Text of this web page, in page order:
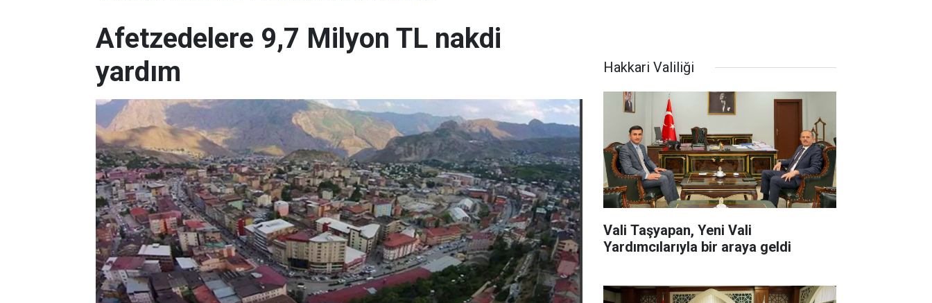
Afetzedelere 9,7 Milyon TL nakdi
yardım
Hakkari Valiliği
Vali Taşyapan, Yeni Vali
Yardımcılarıyla bir araya geldi